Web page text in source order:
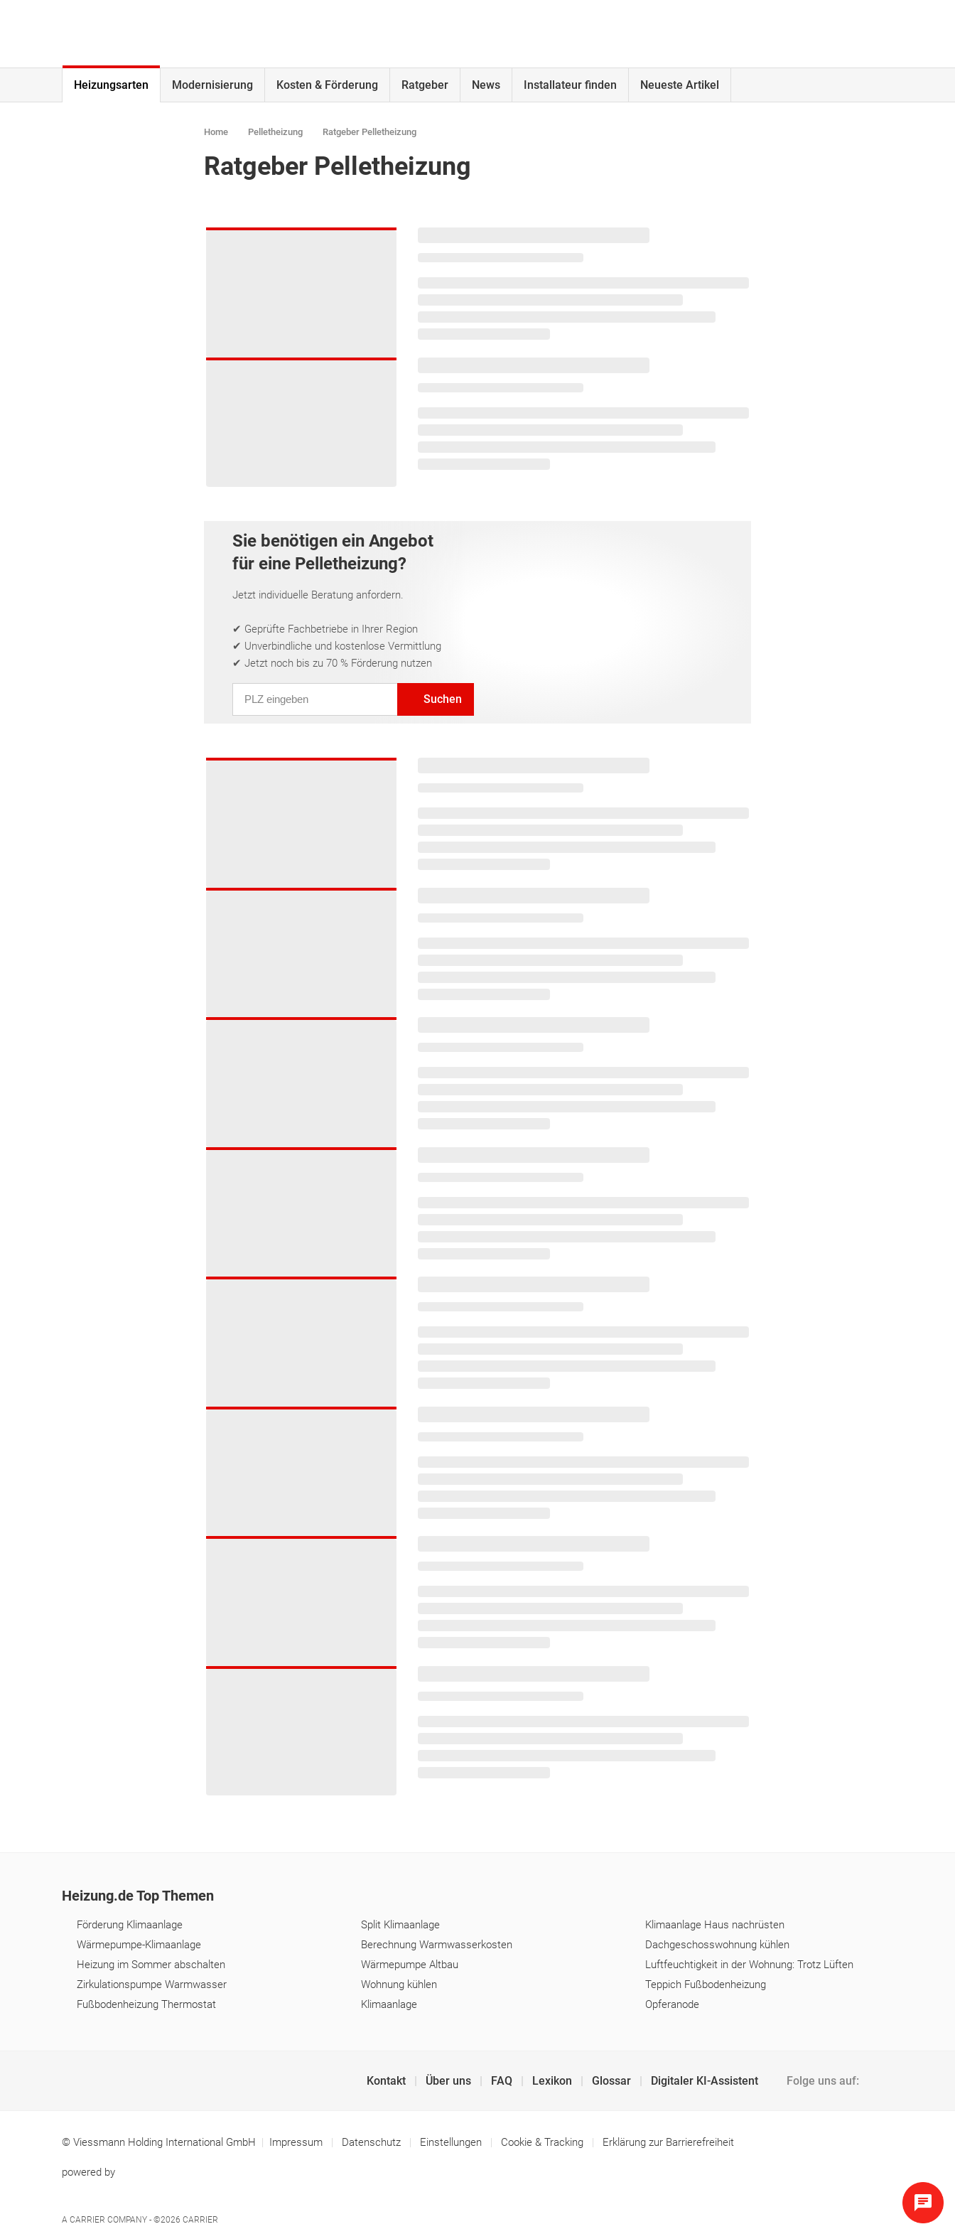
Heizungsarten Modernisierung Kosten & Förderung Ratgeber News Installateur finden Neueste Artikel
Home Pelletheizung Ratgeber Pelletheizung
Ratgeber Pelletheizung
Sie benötigen ein Angebot
für eine Pelletheizung?
Jetzt individuelle Beratung anfordern.
✔ Geprüfte Fachbetriebe in Ihrer Region
✔ Unverbindliche und kostenlose Vermittlung
✔ Jetzt noch bis zu 70 % Förderung nutzen
Suchen
Heizung.de Top Themen
Förderung Klimaanlage Split Klimaanlage
Klimaanlage Haus nachrüsten
Wärmepumpe-Klimaanlage
Berechnung Warmwasserkosten
Dachgeschosswohnung kühlen
Heizung im Sommer abschalten
Wärmepumpe Altbau
Luftfeuchtigkeit in der Wohnung: Trotz Lüften
Zirkulationspumpe Warmwasser
Wohnung kühlen
Teppich Fußbodenheizung
Fußbodenheizung Thermostat
Klimaanlage Opferanode
Kontakt Über uns FAQ Lexikon Glossar Digitaler KI-Assistent Folge uns auf:
© Viessmann Holding International GmbH Impressum Datenschutz Einstellungen Cookie & Tracking Erklärung zur Barrierefreiheit
powered by
A CARRIER COMPANY - ©2026 CARRIER